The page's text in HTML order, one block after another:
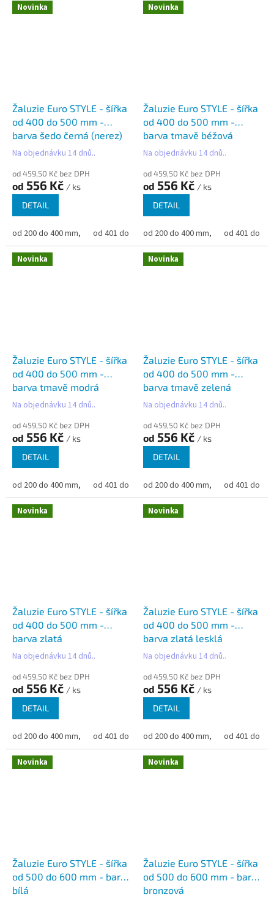
Novinka
Žaluzie Euro STYLE - šířka
od 400 do 500 mm -
barva šedo černá (nerez)
Na objednávku 14 dnů..
od 459,50 Kč bez DPH
od 556 Kč / ks
DETAIL
od 200 do 400 mm, od 401 do 500 mm, od 501 do 600 mm, od
Novinka
Žaluzie Euro STYLE - šířka
od 400 do 500 mm -
barva tmavě béžová
Na objednávku 14 dnů..
od 459,50 Kč bez DPH
od 556 Kč / ks
DETAIL
od 200 do 400 mm, od 401 do
Novinka
Žaluzie Euro STYLE - šířka
od 400 do 500 mm -
barva tmavě modrá
Na objednávku 14 dnů..
od 459,50 Kč bez DPH
od 556 Kč / ks
DETAIL
od 200 do 400 mm, od 401 do 500 mm, od 501 do 600 mm, od
Novinka
Žaluzie Euro STYLE - šířka
od 400 do 500 mm -
barva tmavě zelená
Na objednávku 14 dnů..
od 459,50 Kč bez DPH
od 556 Kč / ks
DETAIL
od 200 do 400 mm, od 401 do
Novinka
Žaluzie Euro STYLE - šířka
od 400 do 500 mm -
barva zlatá
Na objednávku 14 dnů..
od 459,50 Kč bez DPH
od 556 Kč / ks
DETAIL
od 200 do 400 mm, od 401 do 500 mm, od 501 do 600 mm, od
Novinka
Žaluzie Euro STYLE - šířka
od 400 do 500 mm -
barva zlatá lesklá
Na objednávku 14 dnů..
od 459,50 Kč bez DPH
od 556 Kč / ks
DETAIL
od 200 do 400 mm, od 401 do
Novinka
Žaluzie Euro STYLE - šířka
od 500 do 600 mm - barva
bílá
Novinka
Žaluzie Euro STYLE - šířka
od 500 do 600 mm - barva
bronzová